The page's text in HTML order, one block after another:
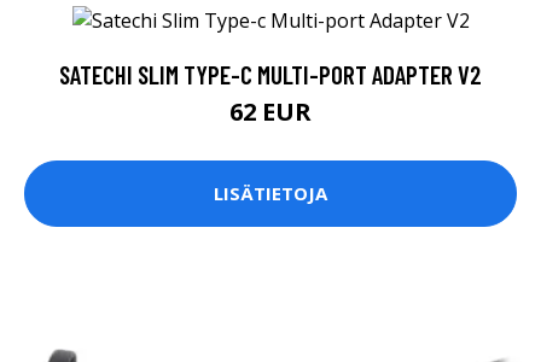
SATECHI SLIM TYPE-C MULTI-PORT ADAPTER V2
62 EUR
LISÄTIETOJA